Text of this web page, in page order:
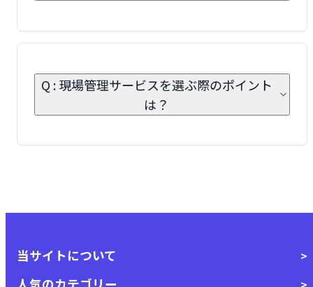
Q : 現場管理サービスを選ぶ際のポイント
は？
当サイトについて